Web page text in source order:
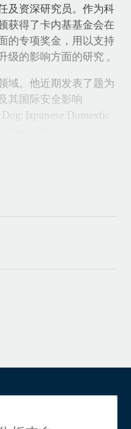
及资深研究员。作为科
获得了卡内基基金会在
的专项奖金，用以支持
的影响方面的研究 。
域。他近期发表了题为
其国际安全影响
Japanese Domestic
时，他也是两本阿德
During
Reductions and
）》的作者（第二
。此外，他还同马克•
福岛事件是可以预防的
）》的论文，
开创性的分析。他对
朗与朝鲜的解读，也
和网站上。
弹？对常规武器的全球
Prompt
，并作为专家证人，